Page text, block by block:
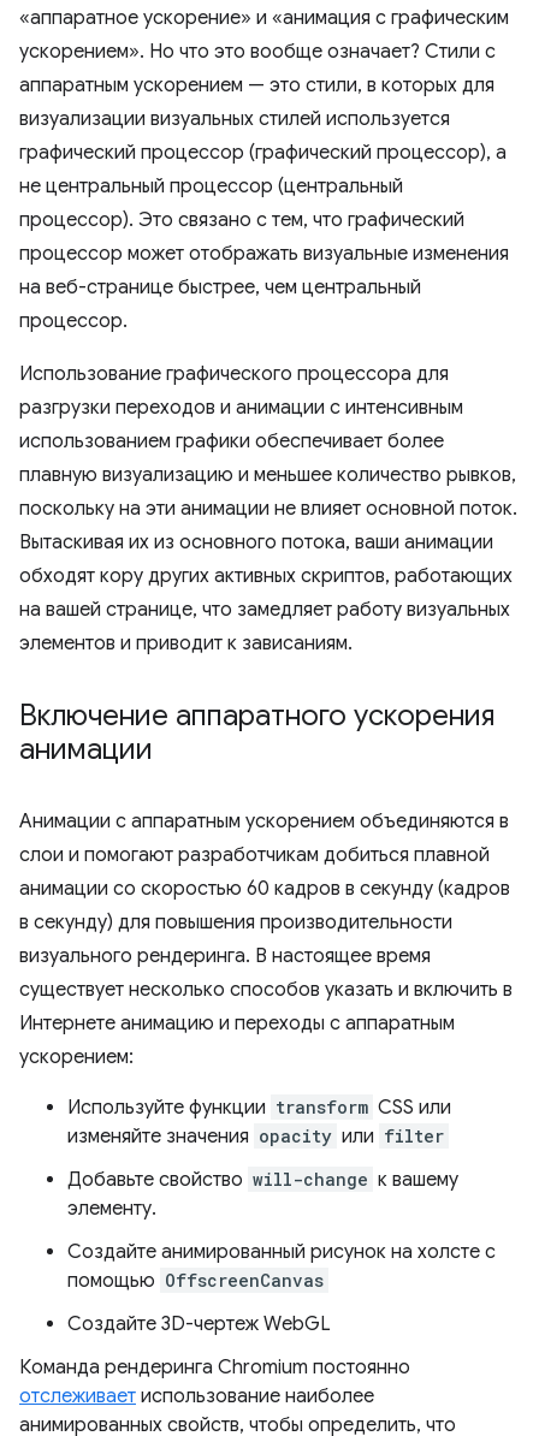
«аппаратное ускорение» и «анимация с графическим
ускорением». Но что это вообще означает? Стили с
аппаратным ускорением — это стили, в которых для
визуализации визуальных стилей используется
графический процессор (графический процессор), а
не центральный процессор (центральный
процессор). Это связано с тем, что графический
процессор может отображать визуальные изменения
на веб-странице быстрее, чем центральный
процессор.
Использование графического процессора для
разгрузки переходов и анимации с интенсивным
использованием графики обеспечивает более
плавную визуализацию и меньшее количество рывков,
поскольку на эти анимации не влияет основной поток.
Вытаскивая их из основного потока, ваши анимации
обходят кору других активных скриптов, работающих
на вашей странице, что замедляет работу визуальных
элементов и приводит к зависаниям.
Включение аппаратного ускорения
анимации
Анимации с аппаратным ускорением объединяются в
слои и помогают разработчикам добиться плавной
анимации со скоростью 60 кадров в секунду (кадров
в секунду) для повышения производительности
визуального рендеринга. В настоящее время
существует несколько способов указать и включить в
Интернете анимацию и переходы с аппаратным
ускорением:
Используйте функции transform CSS или
изменяйте значения opacity или filter
Добавьте свойство will-change к вашему
элементу.
Создайте анимированный рисунок на холсте с
помощью OffscreenCanvas
Создайте 3D-чертеж WebGL
Команда рендеринга Chromium постоянно
отслеживает использование наиболее
анимированных свойств, чтобы определить, что